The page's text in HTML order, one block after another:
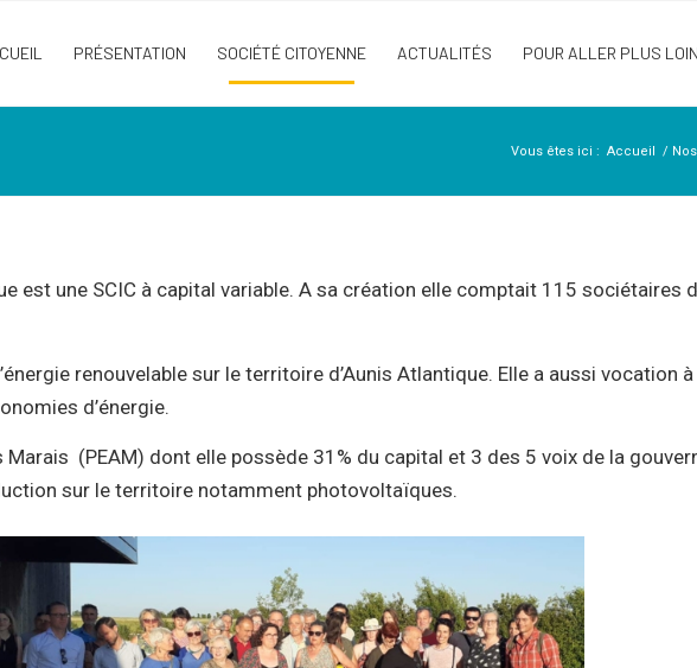
PRÉSENTATION SOCIÉTÉ CITOYENNE ACTUALITÉS POUR ALLER PLUS LOIN
Vous êtes ici : Accueil /
est une SCIC à capital variable. A sa création elle comptait 115
renouvelable sur le territoire d’Aunis Atlantique. Elle a aussi vocation
d’énergie.
Marais (PEAM) dont elle possède 31% du capital et 3 des 5 voix de la
sur le territoire notamment photovoltaïques.